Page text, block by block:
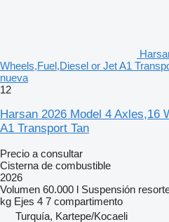
Wheels,Fuel,Diesel or Jet A1
nueva
12
Harsan 2026 Model 4 Axles,16
A1 Transport Tan
Precio a consultar
Cisterna de combustible
2026
Volumen 60.000 l Suspensión
kg Ejes 4 7 compartimento
Turquía, Kartepe/Kocaeli